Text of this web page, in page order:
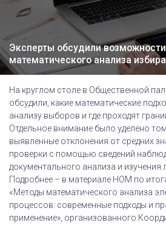
Эксперты обсудили
математического анализа
На круглом столе в Общественной
обсудили, какие математические
анализу выборов и где проходят
Отдельное внимание было уделено
выявленные отклонения от средних
проверки с помощью сведений
документального анализа и
Подробнее – в материале НОМ по
«Методы математического анализа
процессов: современные подходы и
применение», организованного